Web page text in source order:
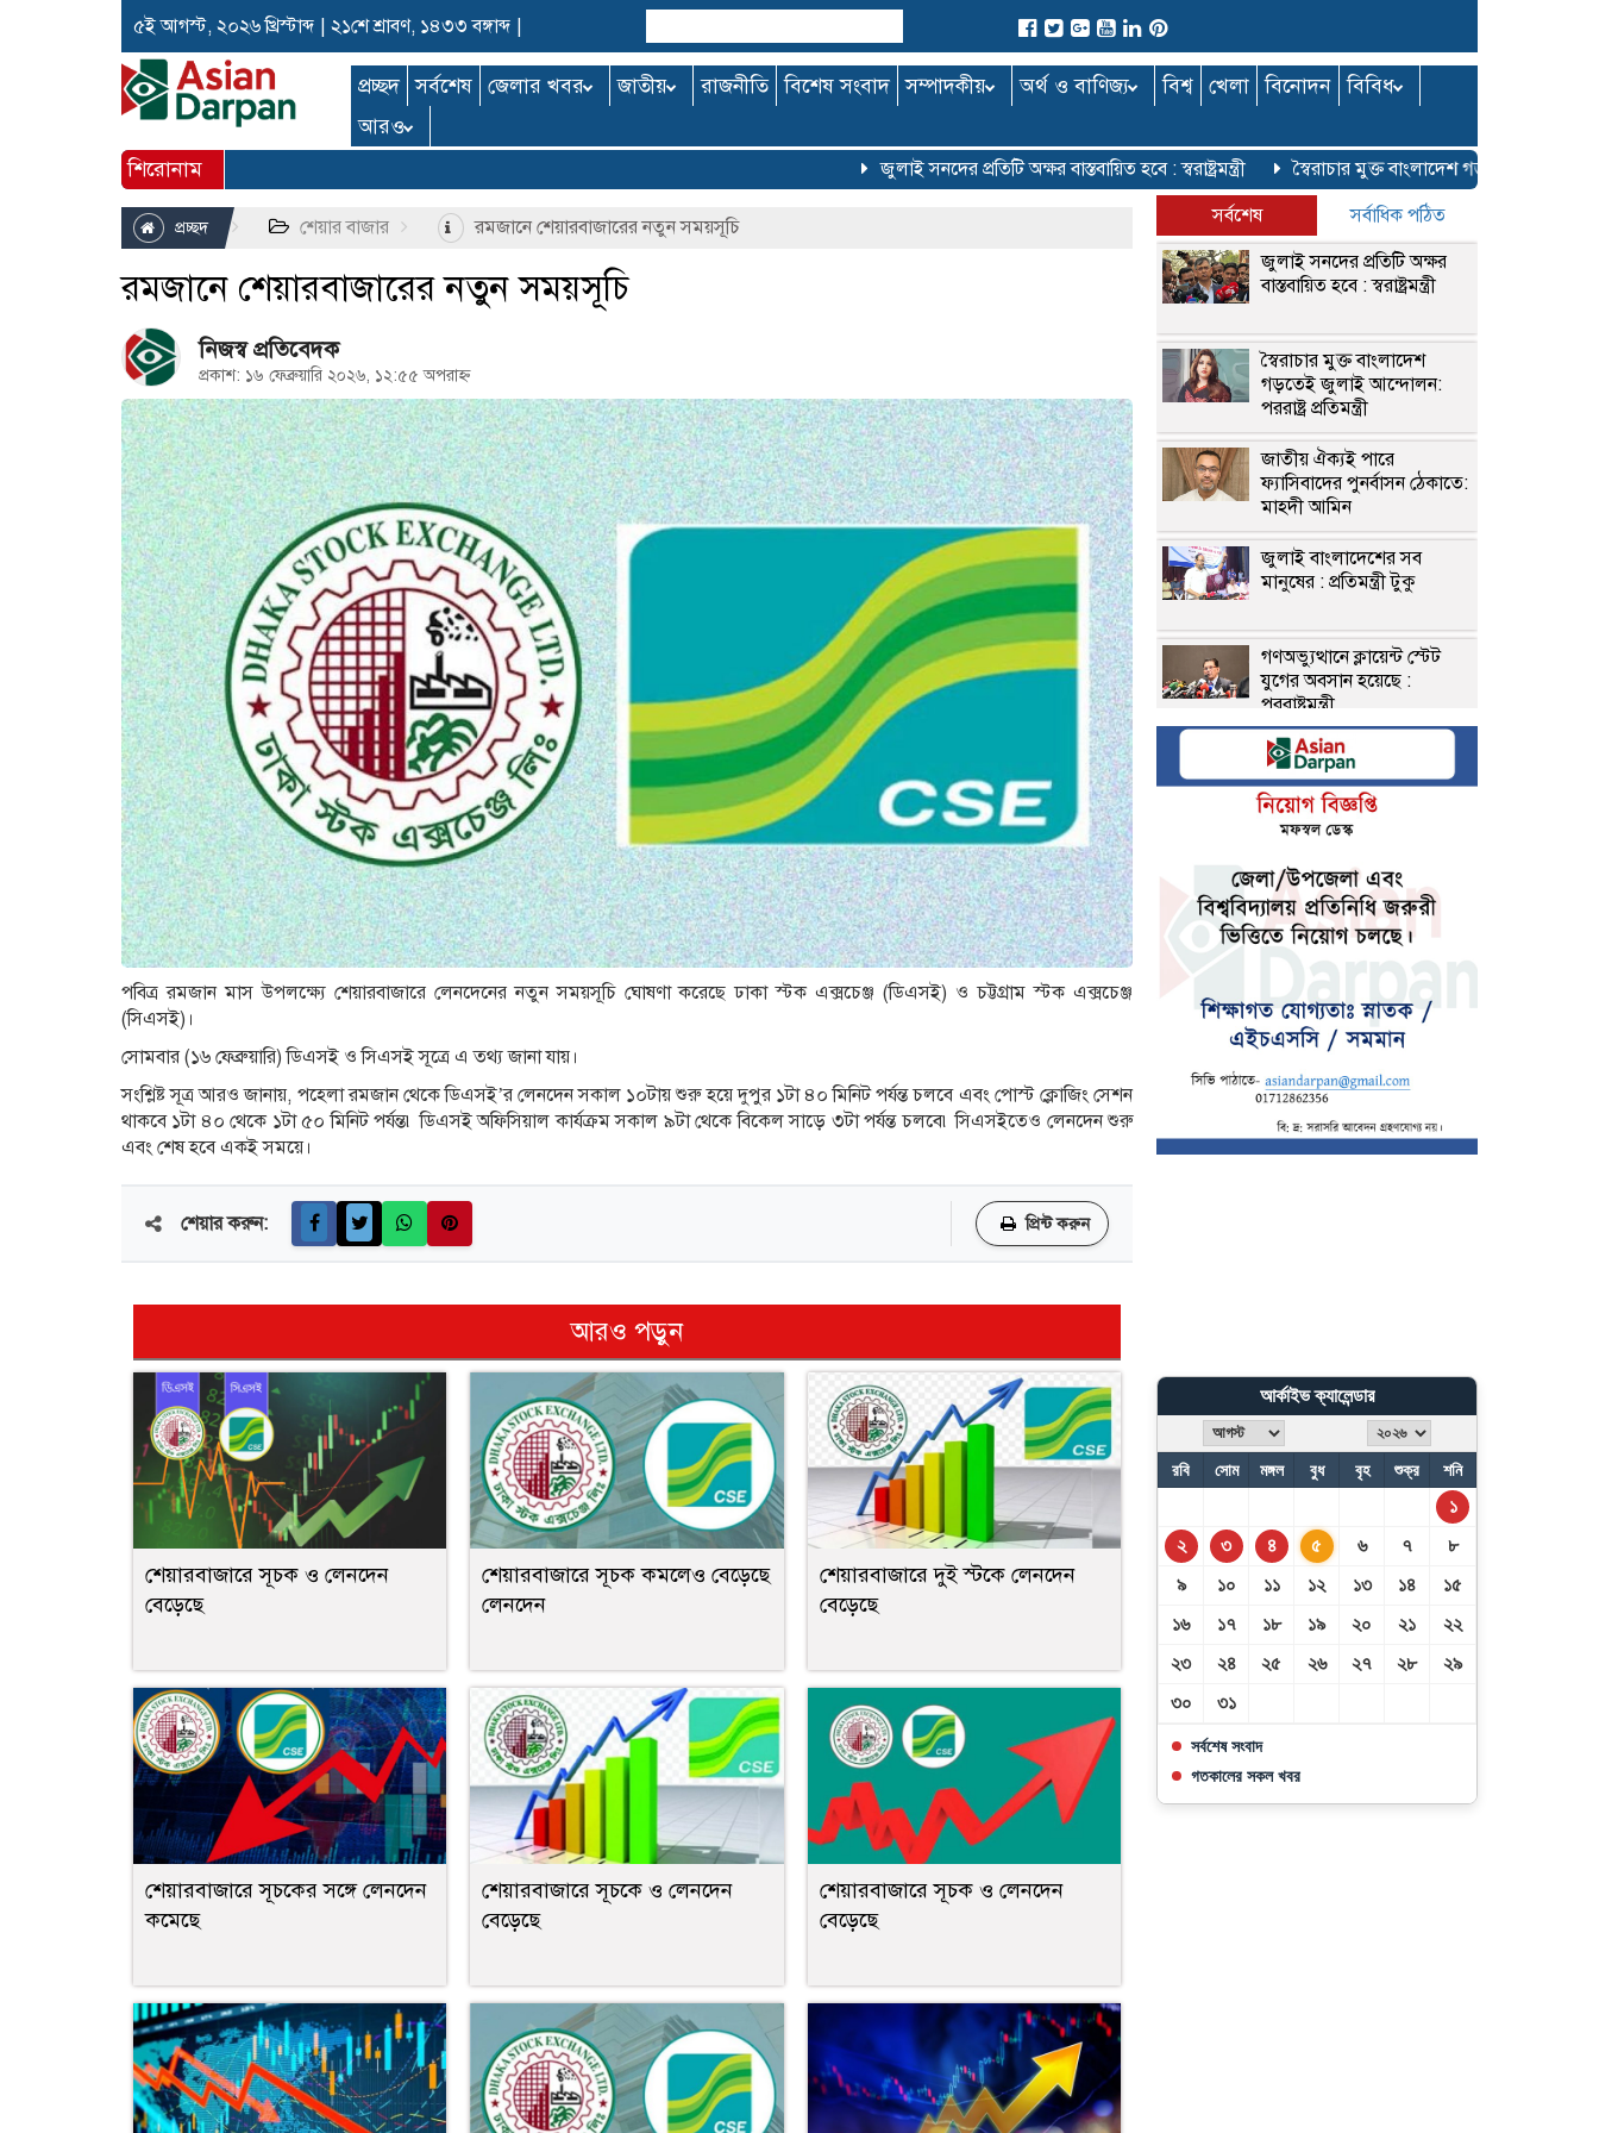
৫ই আগস্ট, ২০২৬ খ্রিস্টাব্দ ২১শে শ্রাবণ, ১৪৩৩ বঙ্গাব্দ
প্রচ্ছদ সর্বশেষ জেলার খবর জাতীয় রাজনীতি বিশেষ সংবাদ সম্পাদকীয় অর্থ ও বাণিজ্য বিশ্ব খেলা বিনোদন
বিবিধ
আরও
শিরোনাম
জুলাই সনদের প্রতিটি অক্ষর বাস্তবায়িত হবে : স্বরাষ্ট্রমন্ত্রী স্বৈরাচার মুক্ত বাংলাদেশ গড়তেই জুলাই আন্দোলন:
প্রচ্ছদ শেয়ার বাজার রমজানে শেয়ারবাজারের নতুন সময়সূচি
রমজানে শেয়ারবাজারের নতুন সময়সূচি
নিজস্ব প্রতিবেদক
প্রকাশ: ১৬ ফেব্রুয়ারি ২০২৬, ১২:৫৫ অপরাহ্ন
পবিত্র রমজান মাস উপলক্ষ্যে শেয়ারবাজারে লেনদেনের নতুন সময়সূচি ঘোষণা করেছে ঢাকা স্টক এক্সচেঞ্জ (ডিএসই) ও চট্টগ্রাম স্টক এক্সচেঞ্জ
(সিএসই)।
সোমবার (১৬ ফেব্রুয়ারি) ডিএসই ও সিএসই সূত্রে এ তথ্য জানা যায়।
সংশ্লিষ্ট সূত্র আরও জানায়, পহেলা রমজান থেকে ডিএসই’র লেনদেন সকাল ১০টায় শুরু হয়ে দুপুর ১টা ৪০ মিনিট পর্যন্ত চলবে এবং পোস্ট ক্লোজিং সেশন
থাকবে ১টা ৪০ থেকে ১টা ৫০ মিনিট পর্যন্ত৷ ডিএসই অফিসিয়াল কার্যক্রম সকাল ৯টা থেকে বিকেল সাড়ে ৩টা পর্যন্ত চলবে৷ সিএসইতেও লেনদেন শুরু
এবং শেষ হবে একই সময়ে।
শেয়ার করুন: প্রিন্ট করুন
আরও পড়ুন
শেয়ারবাজারে সূচক ও লেনদেন
বেড়েছে
শেয়ারবাজারে সূচক কমলেও বেড়েছে
লেনদেন
শেয়ারবাজারে দুই স্টকে লেনদেন
বেড়েছে
শেয়ারবাজারে সূচকের সঙ্গে লেনদেন
কমেছে
শেয়ারবাজারে সূচকে ও লেনদেন
বেড়েছে
শেয়ারবাজারে সূচক ও লেনদেন
বেড়েছে
সর্বশেষ
সর্বাধিক পঠিত
জুলাই সনদের প্রতিটি অক্ষর
বাস্তবায়িত হবে : স্বরাষ্ট্রমন্ত্রী
স্বৈরাচার মুক্ত বাংলাদেশ
গড়তেই জুলাই আন্দোলন:
পররাষ্ট্র প্রতিমন্ত্রী
জাতীয় ঐক্যই পারে
ফ্যাসিবাদের পুনর্বাসন ঠেকাতে:
মাহদী আমিন
জুলাই বাংলাদেশের সব
মানুষের : প্রতিমন্ত্রী টুকু
গণঅভ্যুত্থানে ক্লায়েন্ট স্টেট
যুগের অবসান হয়েছে :
পররাষ্ট্রমন্ত্রী
সাড়ে ৪ হাজার ক্রসফায়ার ও ৭
শতাধিক গুমের পেছনে আ.
লীগ: আইনমন্ত্রী
জনগণের: জামায়াত আমির
জুলাই শহীদদের আত্মত্যাগ
স্মরণীয় হয়ে থাকবে : ইসলামী
আন্দোলন
জুলাই সনদ দ্রুত বাস্তবায়ন চায়
এবি পার্টি
জুলাই যোদ্ধাদের মর্যাদা দেওয়া
আর্কাইভ ক্যালেন্ডার
রবি সোম মঙ্গল বুধ বৃহ শুক্র শনি
১
২
৩ ৪ ৫ ৬ ৭
৮
৯
১০ ১১ ১২ ১৩ ১৪
১৫
১৬
১৭ ১৮ ১৯ ২০ ২১
২২
২৩
২৪ ২৫ ২৬ ২৭ ২৮
২৯
৩০
৩১
সর্বশেষ সংবাদ
গতকালের সকল খবর